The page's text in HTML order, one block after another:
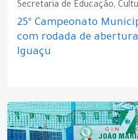
Secretaria de Educação,
25º Campeonato
com rodada de
Iguaçu